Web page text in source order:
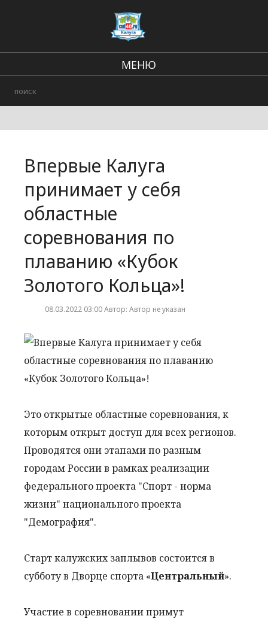
МЕНЮ
Происшествия
Впервые Калуга
принимает у себя
областные
соревнования по
плаванию «Кубок
Золотого Кольца»!
08.03.2022 03:00 Автор: Автор не указан
Это открытые областные соревнования, к
которым открыт доступ для всех регионов.
Проводятся они этапами по разным
городам России в рамках реализации
федерального проекта "Спорт - норма
жизни" национального проекта
"Демография".
Старт калужских заплывов состоится в
субботу в Дворце спорта «Центральный».
Участие в соревновании примут